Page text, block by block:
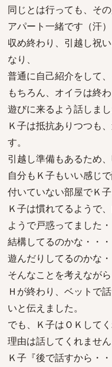
同じとは行っても、そ
アパート一緒です（汗）
収め終わり、引越し祝
なり、
普通に自己紹介をして
もちろん、オイラは終
遊びに来るよう話しまし
Ｋ子は抵抗ありつつも
す。
引越し準備もあるため、
自分もＫ子もいい感じ
付いていない部屋でＫ子
Ｋ子は慣れてるようで
ようで戸惑ってました・
結構してるのかな・・・
遊んだりしてるのかな・
そんなことを考えなが
Ｈが終わり、ベットで
いと伝えました。
でも、Ｋ子はＯＫしてく
理由は話してくれません
Ｋ子『後で話すから・・